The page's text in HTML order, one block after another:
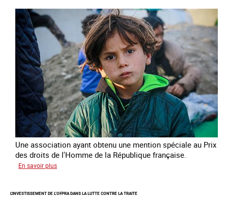
traite
des
enfants
Une association ayant obtenu une mention spéciale au Prix
des droits de l'Homme de la République française.
En savoir plus
enfants
L'INVESTISSEMENT DE L’OFPRA DANS LA LUTTE CONTRE LA TRAITE